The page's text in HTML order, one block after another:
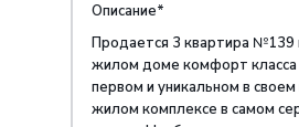
Описание*
Продается 3 квартира №139
жилом доме комфорт
первом и уникальном в своем
жилом комплексе в самом